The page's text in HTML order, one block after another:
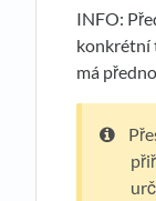
INFO:
konkrétní
má